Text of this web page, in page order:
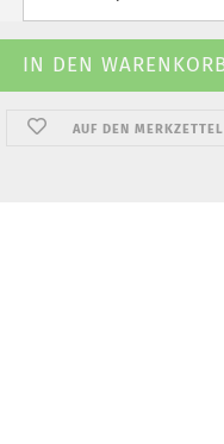
AUF DEN MERKZETTEL